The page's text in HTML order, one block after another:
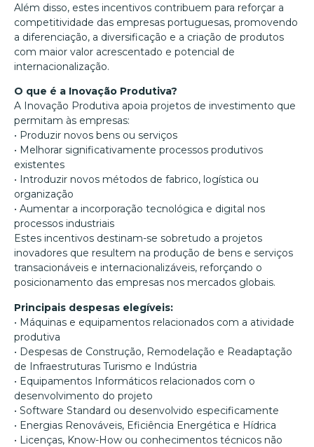
Além disso, estes incentivos contribuem para reforçar a
competitividade das empresas portuguesas, promovendo
a diferenciação, a diversificação e a criação de produtos
com maior valor acrescentado e potencial de
internacionalização.
O que é a Inovação Produtiva?
A Inovação Produtiva apoia projetos de investimento que
permitam às empresas:
• Produzir novos bens ou serviços
• Melhorar significativamente processos produtivos
existentes
• Introduzir novos métodos de fabrico, logística ou
organização
• Aumentar a incorporação tecnológica e digital nos
processos industriais
Estes incentivos destinam-se sobretudo a projetos
inovadores que resultem na produção de bens e serviços
transacionáveis e internacionalizáveis, reforçando o
posicionamento das empresas nos mercados globais.
Principais despesas elegíveis:
• Máquinas e equipamentos relacionados com a atividade
produtiva
• Despesas de Construção, Remodelação e Readaptação
de Infraestruturas Turismo e Indústria
• Equipamentos Informáticos relacionados com o
desenvolvimento do projeto
• Software Standard ou desenvolvido especificamente
• Energias Renováveis, Eficiência Energética e Hídrica
• Licenças, Know-How ou conhecimentos técnicos não